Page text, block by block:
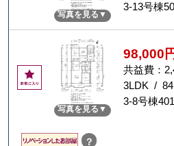
り
写真を見る
3-13号棟
お
気
写真を見る
98,000
共益費：
3LDK /
3-8号棟
？